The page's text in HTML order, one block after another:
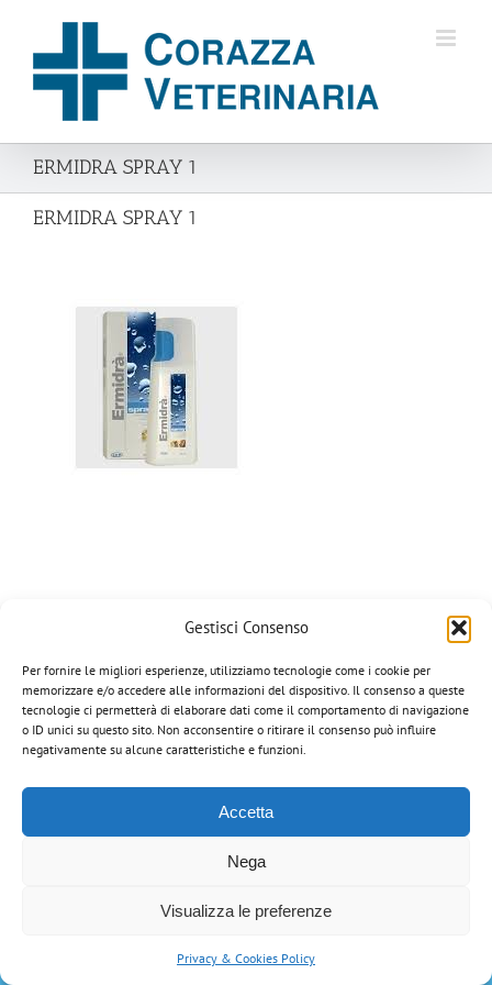
Gestisci Consenso
Per fornire le migliori esperienze, utilizziamo tecnologie come i cookie per
memorizzare e/o accedere alle informazioni del dispositivo. Il consenso a queste
tecnologie ci permetterà di elaborare dati come il comportamento di navigazione
o ID unici su questo sito. Non acconsentire o ritirare il consenso può influire
negativamente su alcune caratteristiche e funzioni.
Accetta
Nega
Visualizza le preferenze
Privacy & Cookies Policy
contenuto
ERMIDRA SPRAY 1
ERMIDRA SPRAY 1
Corazza Veterinaria di Portinari Gian Paolo | via Manzoni, 8 - 36020
Campiglia dei Berici (VI) | Tel: 0444-866034 | Email:
info@corazzaveterinaria.com| P.IVA 03199070248 |Privacy Policy
Tutti i marchi riportati appartengono ai legittimi proprietari.